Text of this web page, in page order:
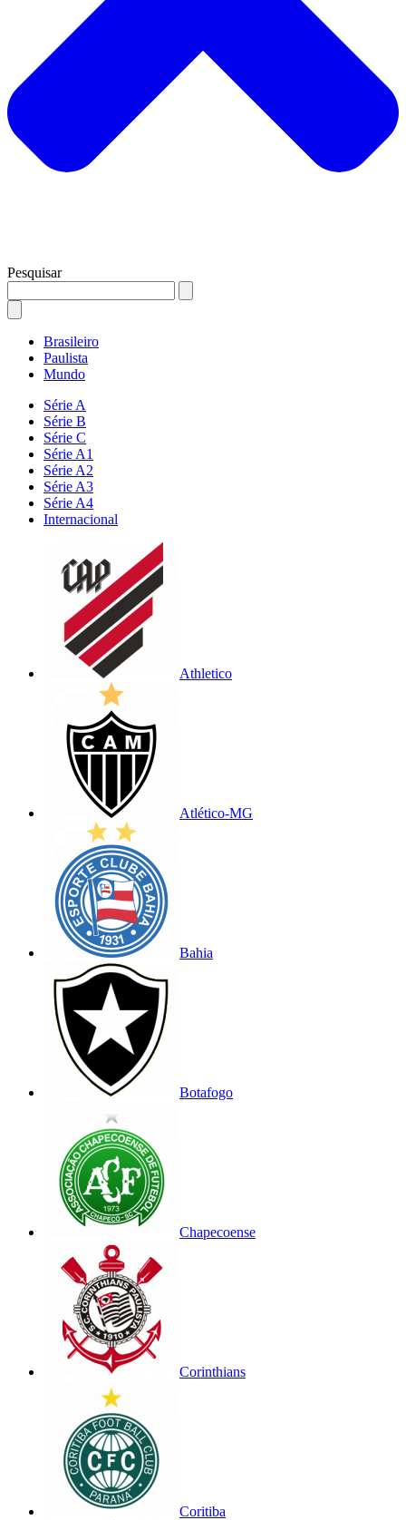
Pesquisar
Brasileiro
Paulista
Mundo
Série A
Série B
Série C
Série A1
Série A2
Série A3
Série A4
Internacional
Athletico
Atlético-MG
Bahia
Botafogo
Chapecoense
Corinthians
Coritiba